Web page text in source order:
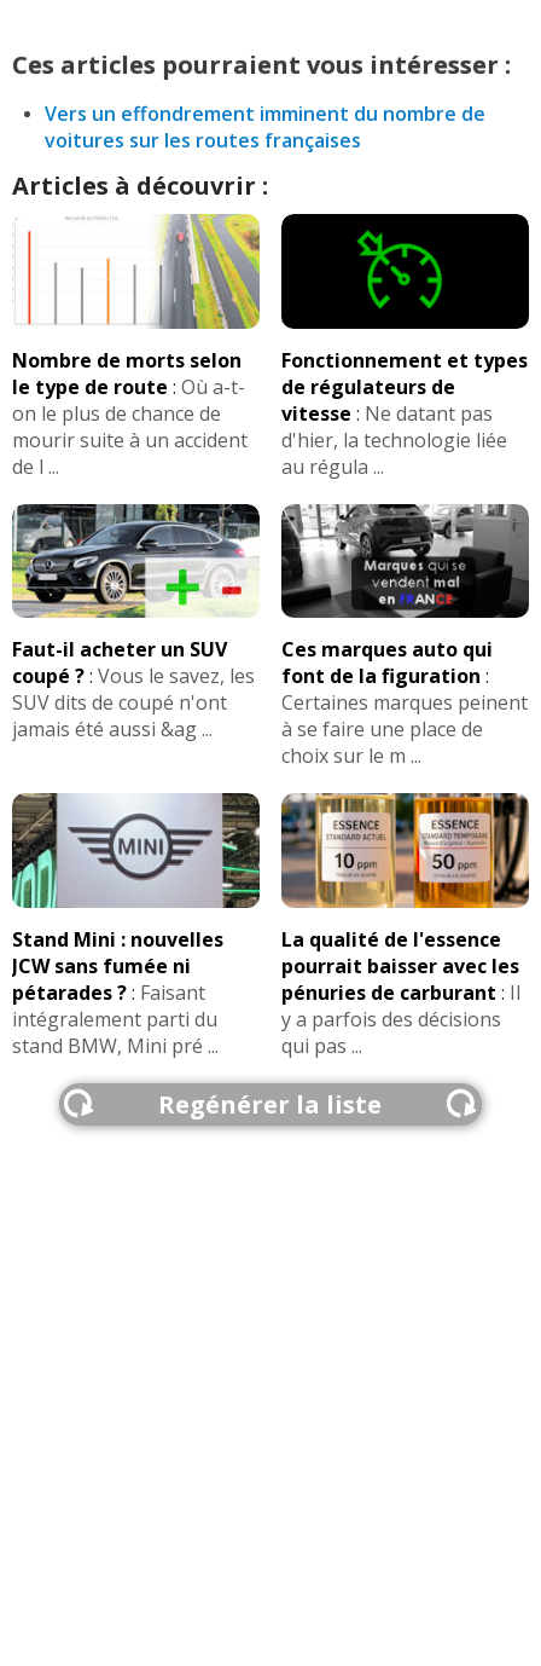
Ces articles pourraient vous intéresser :
Vers un effondrement imminent du nombre de
voitures sur les routes françaises
Articles à découvrir :
Nombre de morts selon
le type de route : Où a-t-
on le plus de chance de
mourir suite à un accident
de l ...
Fonctionnement et types
de régulateurs de
vitesse : Ne datant pas
d'hier, la technologie liée
au régula ...
Faut-il acheter un SUV
coupé ?: Vous le savez, les
SUV dits de coupé n'ont
jamais été aussi &ag ...
Ces marques auto qui
font de la figuration :
Certaines marques peinent
à se faire une place de
choix sur le m ...
Stand Mini : nouvelles
JCW sans fumée ni
pétarades ?: Faisant
intégralement parti du
stand BMW, Mini pré ...
La qualité de l'essence
pourrait baisser avec les
pénuries de carburant : Il
y a parfois des décisions
qui pas ...
Regénérer la liste